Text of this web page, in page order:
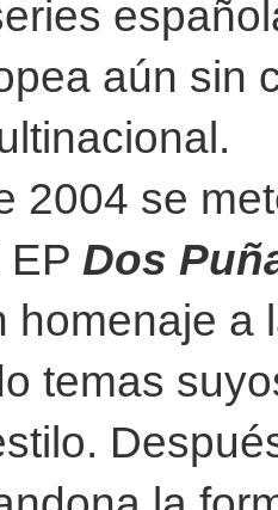
aún sin
2004 se
EP Dos
homenaje a
temas